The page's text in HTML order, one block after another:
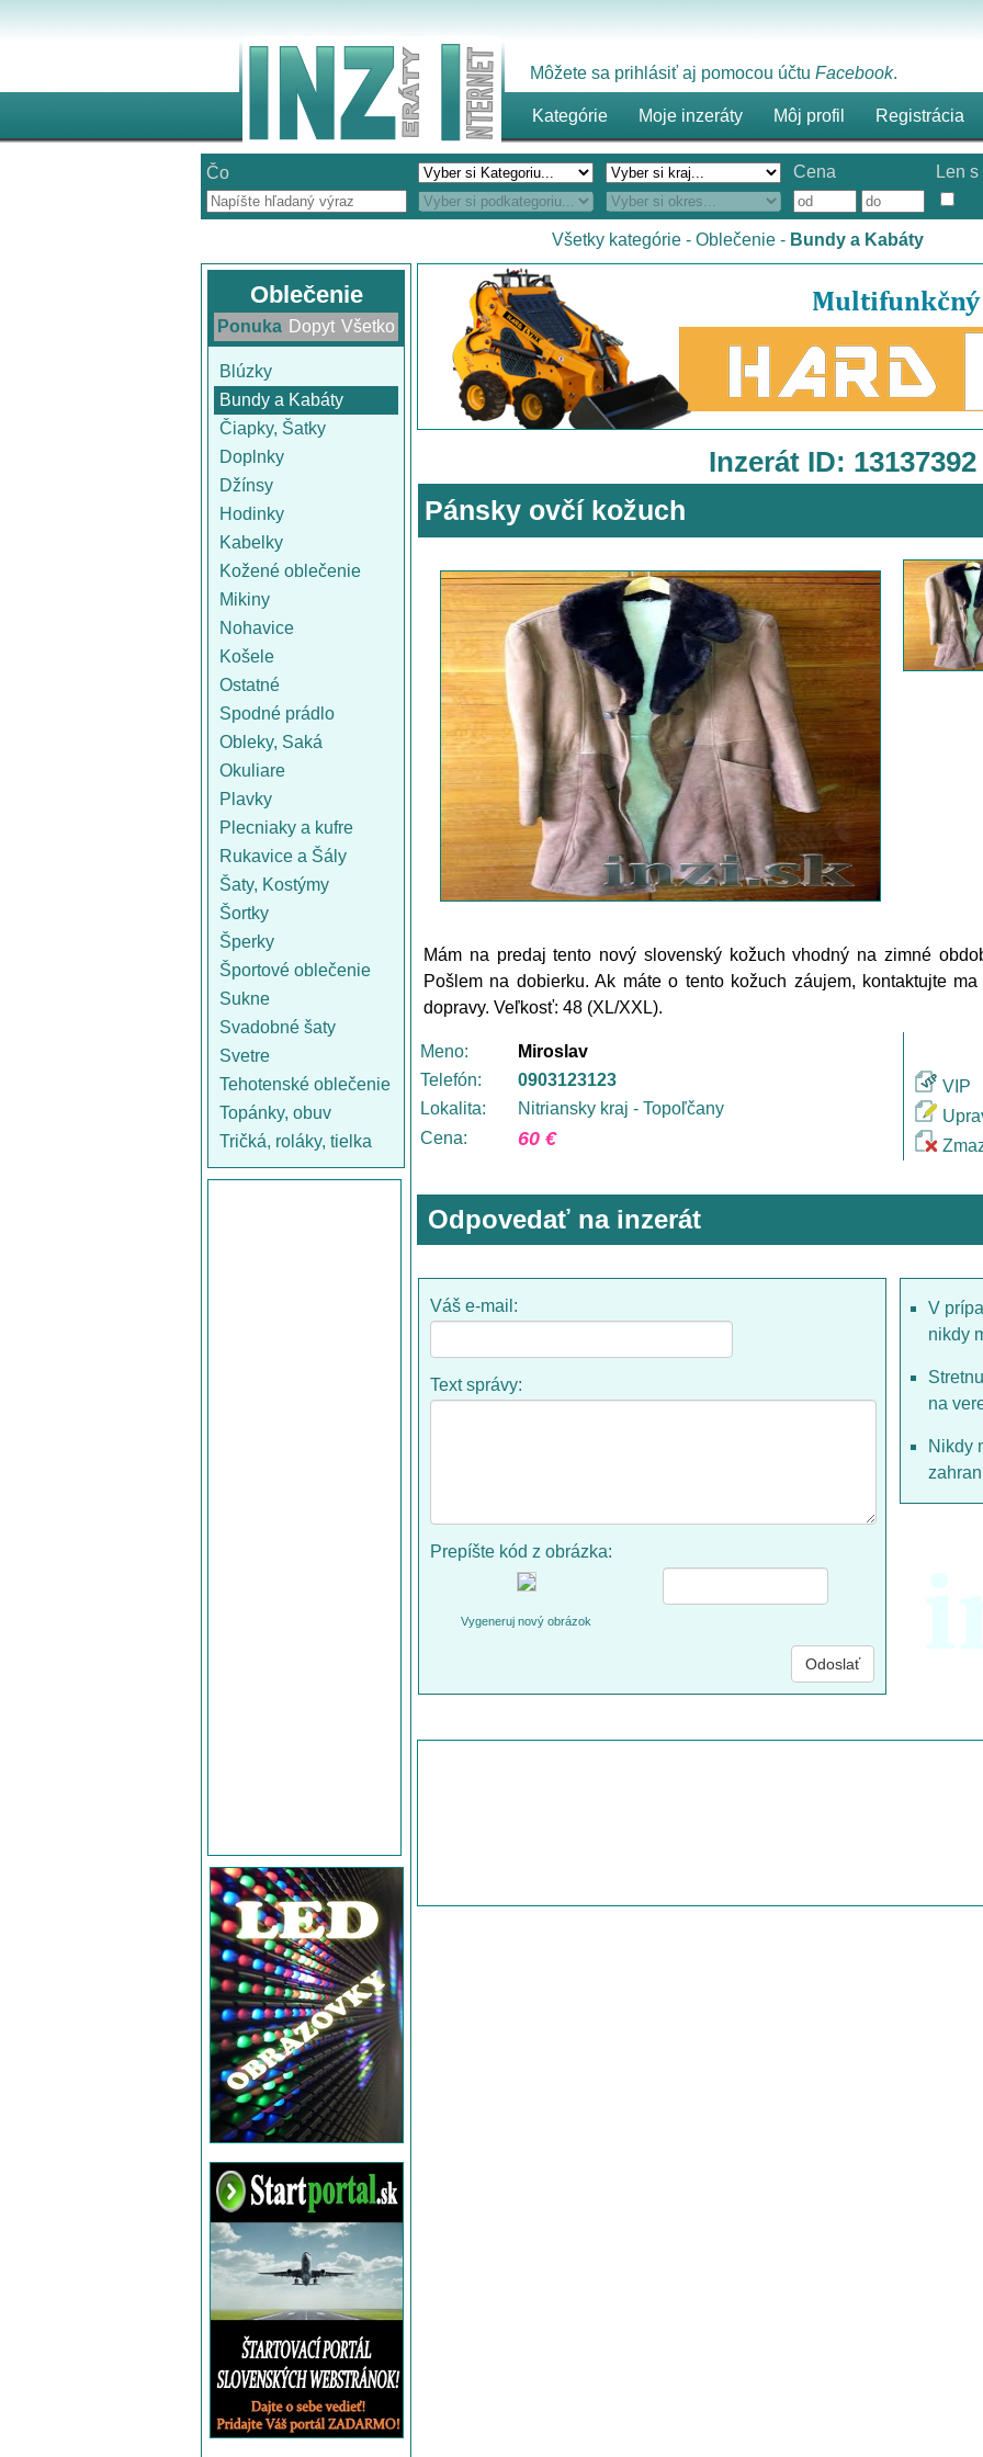
Môžete sa prihlásiť aj pomocou účtu Facebook.
Kategórie Moje inzeráty Môj profil Registrácia
Čo Cena
Len
Všetky kategórie- Oblečenie- Bundy a Kabáty
Oblečenie
Ponuka Dopyt Všetko
Blúzky
Bundy a Kabáty
Čiapky, Šatky
Doplnky
Džínsy
Hodinky
Kabelky
Kožené oblečenie
Mikiny
Nohavice
Košele
Ostatné
Spodné prádlo
Obleky, Saká
Okuliare
Plavky
Plecniaky a kufre
Rukavice a Šály
Šaty, Kostýmy
Šortky
Šperky
Športové oblečenie
Sukne
Svadobné šaty
Svetre
Tehotenské oblečenie
Topánky, obuv
Tričká, roláky, tielka
Inzerát ID: 13137392
Pánsky ovčí kožuch
Mám na predaj tento nový slovenský kožuch vhodný na zimné
Pošlem na dobierku. Ak máte o tento kožuch záujem, kontaktujte
dopravy. Veľkosť: 48 (XL/XXL).
Meno:
Miroslav
Telefón:
0903123123
Lokalita:
Nitriansky kraj - Topoľčany
Cena:
60 €
VIP
Odpovedať na inzerát
Váš e-mail:
Text správy:
Prepíšte kód z obrázka:
Vygeneruj nový obrázok
V
nikdy
na
Nikdy